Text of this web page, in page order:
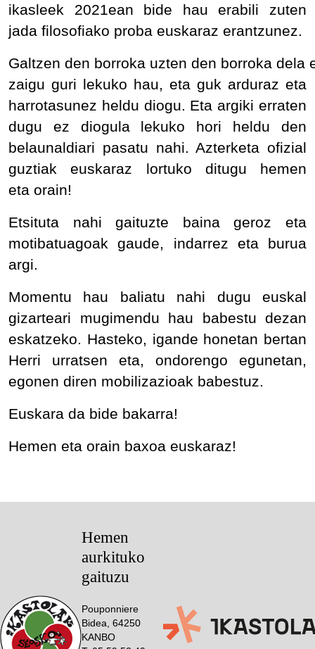
ikasleek 2021ean bide hau erabili zuten
jada filosofiako proba euskaraz erantzunez.
Galtzen den borroka uzten den borroka
zaigu guri lekuko hau, eta guk arduraz eta
harrotasunez heldu diogu. Eta argiki erraten
dugu ez diogula lekuko hori heldu den
belaunaldiari pasatu nahi. Azterketa ofizial
guztiak euskaraz lortuko ditugu hemen
eta orain!
Etsituta nahi gaituzte baina geroz eta
motibatuagoak gaude, indarrez eta burua
argi.
Momentu hau baliatu nahi dugu euskal
gizarteari mugimendu hau babestu dezan
eskatzeko. Hasteko, igande honetan bertan
Herri urratsen eta, ondorengo egunetan,
egonen diren mobilizazioak babestuz.
Euskara da bide bakarra!
Hemen eta orain baxoa euskaraz!
Hemen
aurkituko
gaituzu
Pouponniere
Bidea, 64250
KANBO